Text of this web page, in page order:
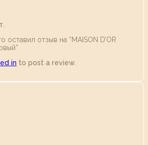
оставил отзыв на “MAISON D’OR
in to post a review.